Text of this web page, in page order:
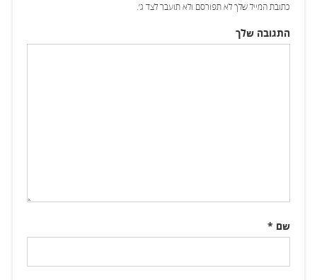
כתובת המייל שלך לא תפורסם ולא תועבר לצד ג׳.
התגובה שלך
שם *